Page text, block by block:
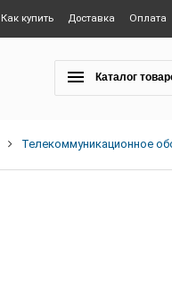
Как купить Доставка Оплата
Каталог
Телекоммуникационное